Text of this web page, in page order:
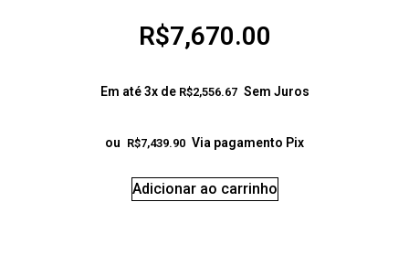
R$7,670.00
Em até 3x de R$2,556.67 Sem Juros
ou R$7,439.90 Via pagamento Pix
Adicionar ao carrinho